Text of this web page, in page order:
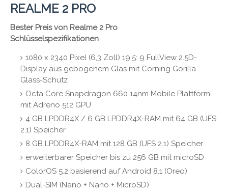
REALME 2 PRO
Bester Preis von Realme 2 Pro
Schlüsselspezifikationen
1080 x 2340 Pixel (6,3 Zoll) 19,5: 9 FullView 2.5D-
Display aus gebogenem Glas mit Corning Gorilla
Glass-Schutz
Octa Core Snapdragon 660 14nm Mobile Plattform
mit Adreno 512 GPU
4 GB LPDDR4X / 6 GB LPDDR4X-RAM mit 64 GB (UFS
2.1) Speicher
8 GB LPDDR4X-RAM mit 128 GB (UFS 2.1) Speicher
erweiterbarer Speicher bis zu 256 GB mit microSD
ColorOS 5.2 basierend auf Android 8.1 (Oreo)
Dual-SIM (Nano + Nano + MicroSD)